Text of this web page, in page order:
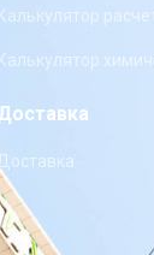
Калькулятор
Калькулятор